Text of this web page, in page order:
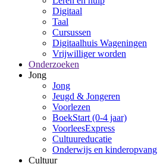
Digitaal
Taal
Cursussen
Digitaalhuis Wageningen
Vrijwilliger worden
Onderzoeken
Jong
Jong
Jeugd & Jongeren
Voorlezen
BoekStart (0-4 jaar)
VoorleesExpress
Cultuureducatie
Onderwijs en kinderopvang
Cultuur